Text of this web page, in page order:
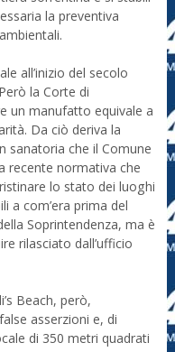
la preventiva
all’inizio del secolo
la Corte di
un manufatto equivale a
Da ciò deriva la
sanatoria che il Comune
recente normativa che
lo stato dei luoghi
a com’era prima del
Soprintendenza, ma è
rilasciato dall’ufficio
Beach, però,
asserzioni e, di
di 350 metri quadrati